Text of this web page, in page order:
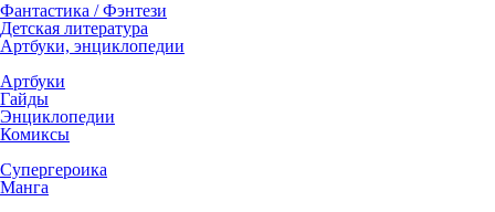
Фантастика / Фэнтези
Детская литература
Артбуки, энциклопедии
Артбуки
Гайды
Энциклопедии
Комиксы
Супергероика
Манга